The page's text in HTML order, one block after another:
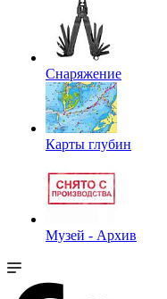
Снаряжение
Карты глубин
Музей - Архив